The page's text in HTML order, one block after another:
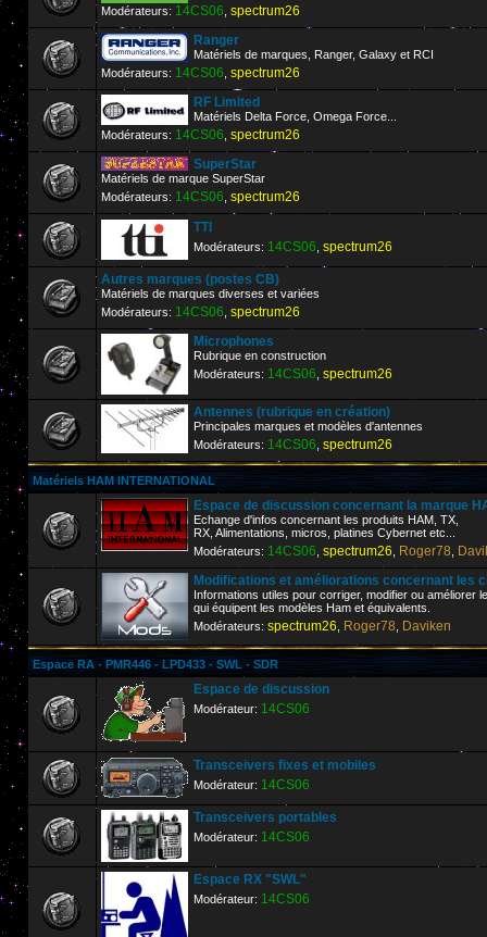
Modérateurs: 14CS06 spectrum26
Ranger
Matériels de marques, Ranger, Galaxy et RCI
Modérateurs: 14CS06 spectrum26
RF Limited
Matériels Delta Force, Omega Force...
Modérateurs: 14CS06 spectrum26
SuperStar
Matériels de marque SuperStar
Modérateurs: 14CS06 spectrum26
TTI
Modérateurs: 14CS06 spectrum26
Autres marques (postes CB)
Matériels de marques diverses et variées
Modérateurs: 14CS06 spectrum26
Microphones
Rubrique en construction
Modérateurs: 14CS06 spectrum26
Antennes (rubrique en création)
Principales marques et modèles d'antennes
Modérateurs: 14CS06 spectrum26
Matériels HAM INTERNATIONAL
Espace de discussion concernant la marque
Echange d'infos concernant les produits HAM, TX,
RX, Alimentations, micros, platines Cybernet etc...
Modérateurs: 14CS06 spectrum26 Roger78
Modifications et améliorations concernant les
Informations utiles pour corriger, modifier ou
qui équipent les modèles Ham et équivalents.
Modérateurs: spectrum26 Roger78 Daviken
Espace RA - PMR446 - LPD433 - SWL - SDR
Espace de discussion
Modérateur: 14CS06
Transceivers fixes et mobiles
Modérateur: 14CS06
Transceivers portables
Modérateur: 14CS06
Espace RX "SWL"
Modérateur: 14CS06